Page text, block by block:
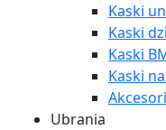
Kaski
Kaski
Kaski
Kaski
Ubrania